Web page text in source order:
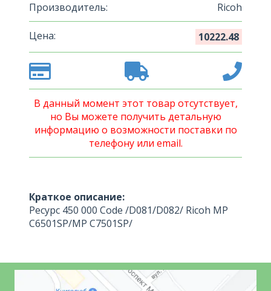
Производитель: Ricoh
Цена: 10222.48
В данный момент этот товар отсутствует,
но Вы можете получить детальную
информацию о возможности поставки по
телефону или email.
Краткое описание:
Ресурс 450 000 Code /D081/D082/ Ricoh MP
C6501SP/MP C7501SP/